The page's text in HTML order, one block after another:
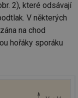
2), které odsávají
V některých
na chod
hořáky sporáku